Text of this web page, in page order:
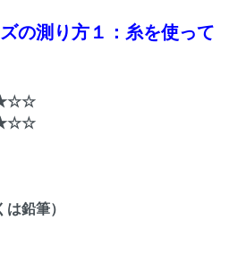
の測り方１：糸を使って
は鉛筆）